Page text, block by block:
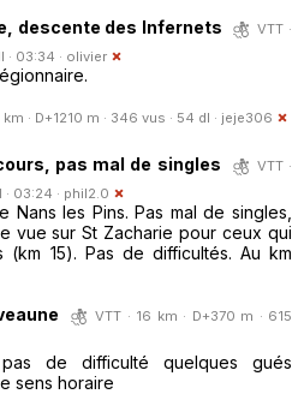
descente des Infernets
VTT ·
· 03:34 · olivier
km · D+1210 m · 346 vus · 54 dl · jeje306
pas mal de singles
VTT ·
03:24 · phil2.0
les Pins. Pas mal de singles,
vue sur St Zacharie pour ceux qui
(km 15). Pas de difficultés. Au km
VTT · 16 km · D+370 m · 615
de difficulté quelques gués
sens horaire